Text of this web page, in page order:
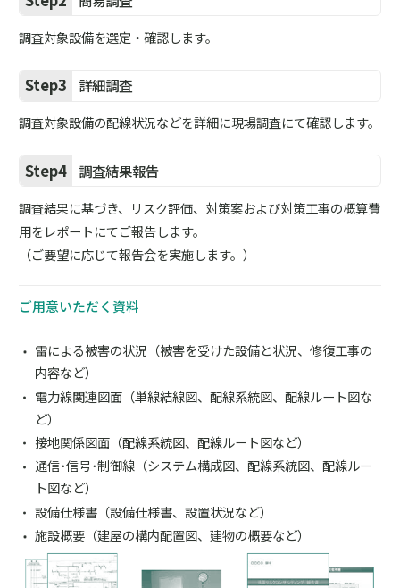
調査対象設備を選定・確認します。
Step3 詳細調査
調査対象設備の配線状況などを詳細に現場調査にて確認します。
Step4 調査結果報告
調査結果に基づき、リスク評価、対策案および対策工事の概算費
用をレポートにてご報告します。
（ご要望に応じて報告会を実施します。）
ご用意いただく資料
雷による被害の状況（被害を受けた設備と状況、修復工事の
内容など）
電力線関連図面（単線結線図、配線系統図、配線ルート図な
ど）
接地関係図面（配線系統図、配線ルート図など）
通信･信号･制御線（システム構成図、配線系統図、配線ルー
ト図など）
設備仕様書（設備仕様書、設置状況など）
施設概要（建屋の構内配置図、建物の概要など）